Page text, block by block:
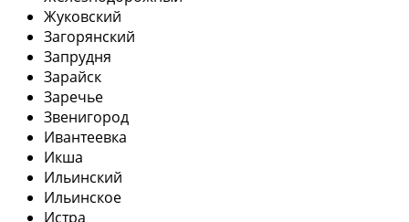
Жуковский
Загорянский
Запрудня
Зарайск
Заречье
Звенигород
Ивантеевка
Икша
Ильинский
Ильинское
Истра